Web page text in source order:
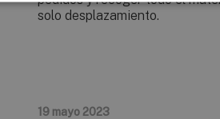
solo desplazamiento.
19 mayo 2023